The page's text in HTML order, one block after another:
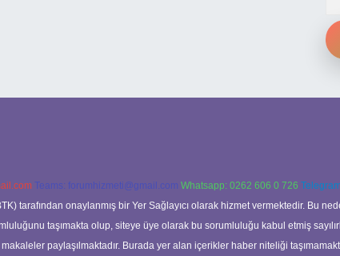
Teams: forumhizmeti@gmail.com Whatsapp: 0262 606 0 726
tarafından onaylanmış bir Yer Sağlayıcı olarak hizmet vermektedir. Bu
taşımakta olup, siteye üye olarak bu sorumluluğu kabul etmiş
makaleler paylaşılmaktadır. Burada yer alan içerikler haber niteliği